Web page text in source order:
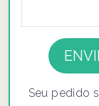
Seu pedido